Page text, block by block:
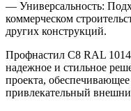
— Универсальность:
коммерческом
других конструкций.
Профнастил С8 RAL
надежное и стильное
проекта,
привлекательный